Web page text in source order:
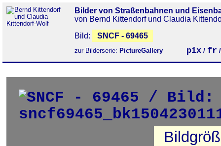
Bilder von Straßenbahnen und
von Bernd Kittendorf und Claudia
Bild:
SNCF - 69465
zur Bilderserie: PictureGallery pix / fr